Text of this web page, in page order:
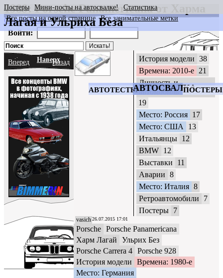
CrazyWheels
АВТОТЕСТЫАВТОСВАЛКАПОСТЕРЫ
Постеры Мини-посты на автосвалке!
Статистика
Все посты на одной странице
Все занимательные метки
Войти:
Вперед НаверхНазад История модели 38
Времена: 2010-е 21
Личность и
автомобиль
19
Место: Россия 17
Место: США
13
Итальянцы 12
BMW 12
Выставки
11
Аварии 8
Место: Италия 8
Ретроавтомобили
7
Постеры 7
vasich26.07.2015 17:01
Porsche Porsche Panamericana
Харм Лагай
Ульрих Без
Porsche Carrera 4 Porsche 928
История модели
Времена: 1980-е
Место: Германия
1989: Porsche Panamericana от Харма
Лагая и Ульриха Беза